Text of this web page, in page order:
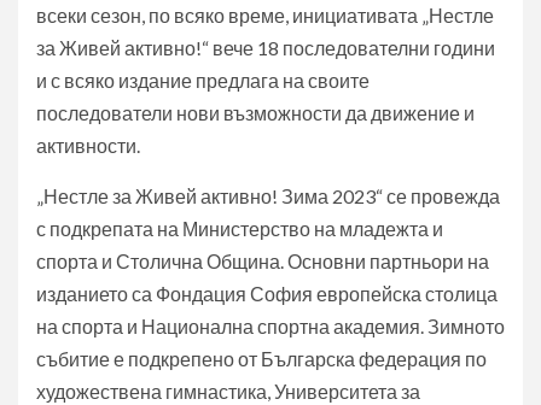
всеки сезон, по всяко време, инициативата „Нестле
за Живей активно!“ вече 18 последователни години
и с всяко издание предлага на своите
последователи нови възможности да движение и
активности.
„Нестле за Живей активно! Зима 2023“ се провежда
с подкрепата на Министерство на младежта и
спорта и Столична Община. Основни партньори на
изданието са Фондация София европейска столица
на спорта и Национална спортна академия. Зимното
събитие е подкрепено от Българска федерация по
художествена гимнастика, Университета за